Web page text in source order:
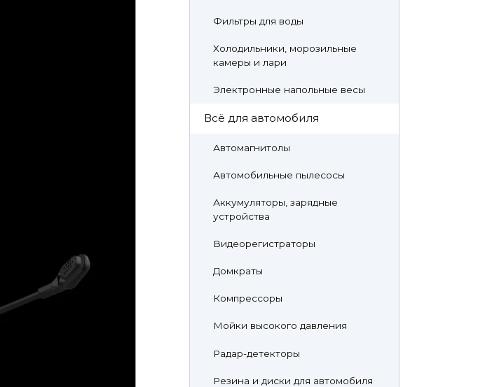
Фильтры для воды
Холодильники, морозильные
камеры и лари
Электронные напольные весы
Всё для автомобиля
Автомагнитолы
Автомобильные пылесосы
Аккумуляторы, зарядные
устройства
Видеорегистраторы
Домкраты
Компрессоры
Мойки высокого давления
Радар-детекторы
Резина и диски для автомобиля